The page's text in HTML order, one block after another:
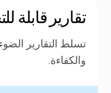
تقارير قابلة
تسلط التقارير
والكفاءة.